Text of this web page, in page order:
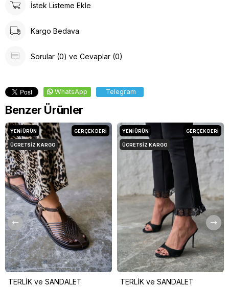
İstek Listeme Ekle
Kargo Bedava
Sorular (0) ve Cevaplar (0)
WhatsApp Telegram
Benzer Ürünler
TERLİK ve SANDALET
YENI ÜRÜN
ÜCRETSIZ KARGO
GERÇEK DERİ
TERLİK ve SANDALET
YENI ÜRÜN
ÜCRETSIZ KARGO
GERÇEK DERİ